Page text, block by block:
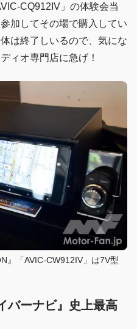
CQ912IV」の体験会当
加してその場で購入してい
は終了しいるので、気にな
ィオ専門店に急げ！
』「AVIC-CW912IV」は7V型
バーナビ』史上最高